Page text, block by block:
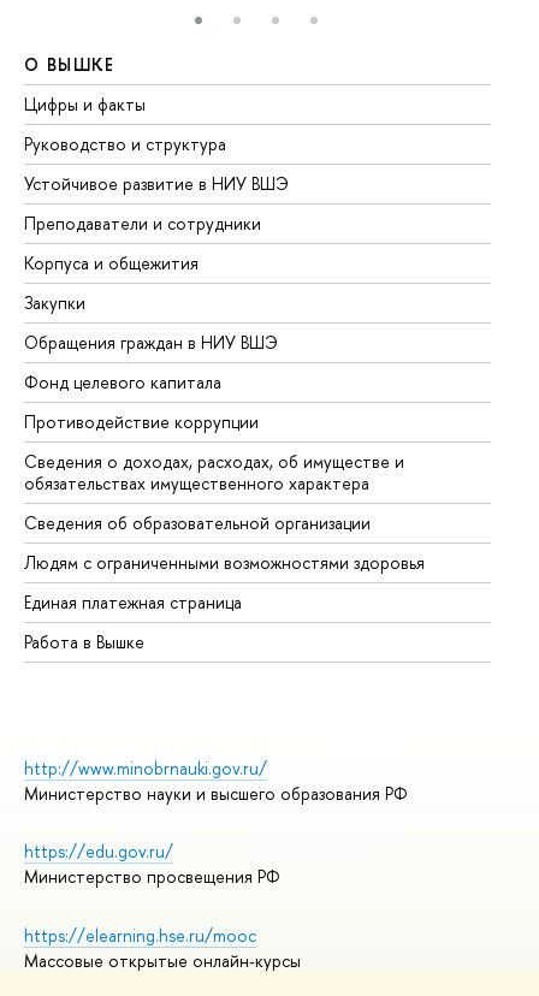
О ВЫШКЕ
Цифры и факты
Руководство и структура
Устойчивое развитие в НИУ ВШЭ
Преподаватели и сотрудники
Корпуса и общежития
Закупки
Обращения граждан в НИУ ВШЭ
Фонд целевого капитала
Противодействие коррупции
Сведения о доходах, расходах, об имуществе и
обязательствах имущественного характера
Сведения об образовательной организации
Людям с ограниченными возможностями здоровья
Единая платежная страница
Работа в Вышке
http://www.minobrnauki.gov.ru/
Министерство науки и высшего образования РФ
https://edu.gov.ru/
Министерство просвещения РФ
https://elearning.hse.ru/mooc
Массовые открытые онлайн-курсы